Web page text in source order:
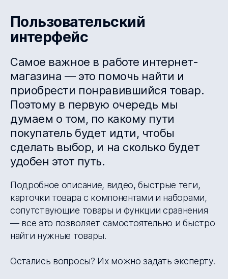
Пользовательский
интерфейс
Самое важное в работе интернет-
магазина — это помочь найти и
приобрести понравившийся товар.
Поэтому в первую очередь мы
думаем о том, по какому пути
покупатель будет идти, чтобы
сделать выбор, и на сколько будет
удобен этот путь.
Подробное описание, видео, быстрые теги,
карточки товара с компонентами и наборами,
сопутствующие товары и функции сравнения
— все это позволяет самостоятельно и быстро
найти нужные товары.
Остались вопросы? Их можно задать эксперту.